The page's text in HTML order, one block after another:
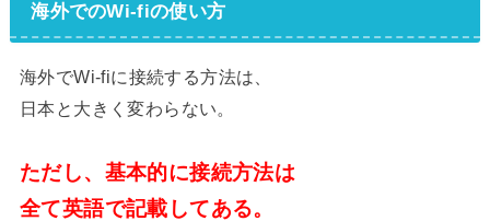
海外でのWi-fiの使い方
海外でWi-fiに接続する方法は、
日本と大きく変わらない。
ただし、基本的に接続方法は
全て英語で記載してある。